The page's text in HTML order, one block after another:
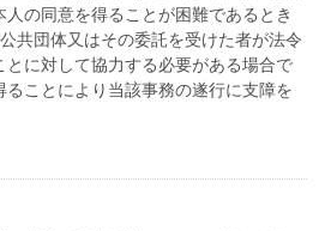
の同意を得ることが困難であるとき
共団体又はその委託を受けた者が法令
とに対して協力する必要がある場合で
ことにより当該事務の遂行に支障を